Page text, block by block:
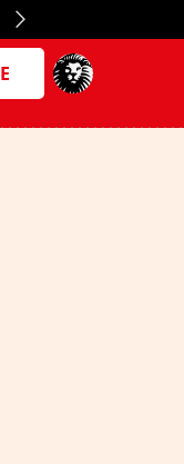
Crédito del Spotify Camp Nou